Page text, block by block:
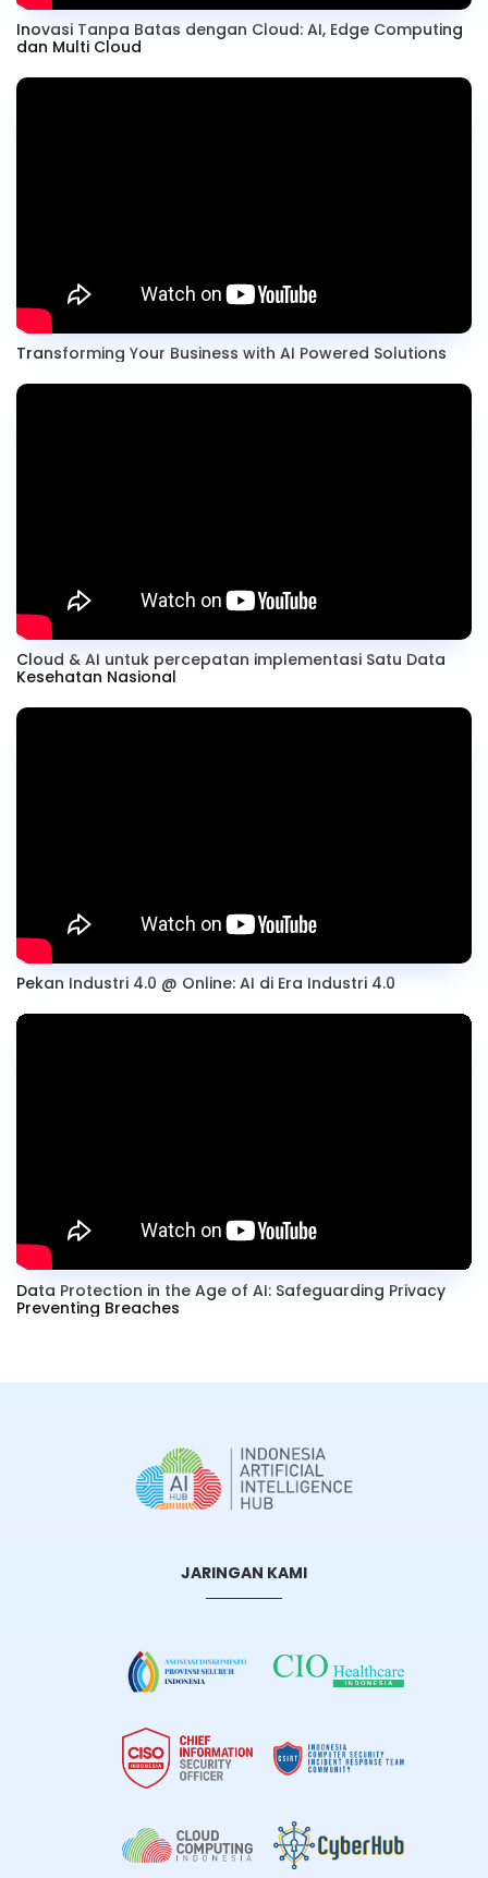
Inovasi Tanpa Batas dengan Cloud: AI, Edge Computing
dan Multi Cloud
Transforming Your Business with AI Powered Solutions
Cloud & AI untuk percepatan implementasi Satu Data
Kesehatan Nasional
Pekan Industri 4.0 @ Online: AI di Era Industri 4.0
Data Protection in the Age of AI: Safeguarding Privacy
Preventing Breaches
JARINGAN KAMI